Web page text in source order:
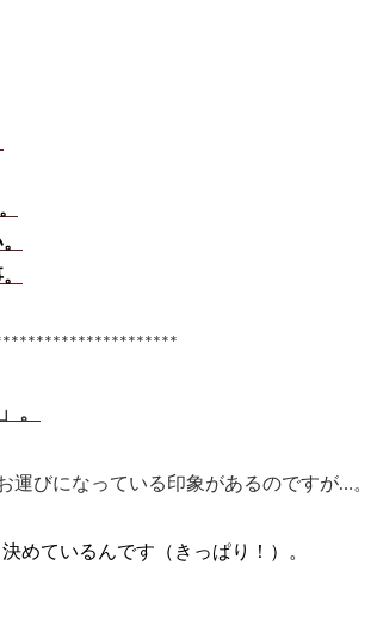
。
びになっている印象があるのですが…。
決めているんです（きっぱり！）。